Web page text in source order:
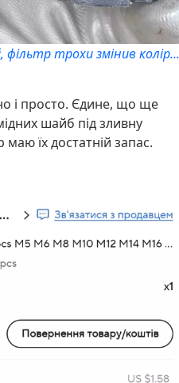
трохи змінив
і просто. Єдине, що ще
шайб під зливну
їх достатній запас.